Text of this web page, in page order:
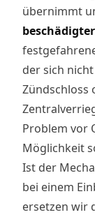
übernimmt
der sich
Zündschloss
Problem vor
Möglichkeit
Ist der
bei einem
ersetzen wir